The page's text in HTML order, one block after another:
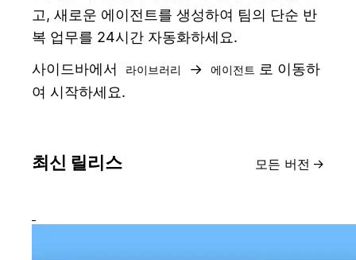
고, 새로운 에이전트를 생성하여 팀의 단순 반
복 업무를 24시간 자동화하세요.
사이드바에서
라이브러리 → 에이전트 로 이동하
여 시작하세요.
최신 릴리스 모든 버전 →